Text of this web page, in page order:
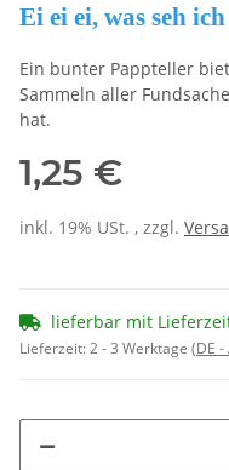
Ei ei ei, was seh
Ein bunter Pappteller
Sammeln aller
hat.
1,25 €
inkl. 19% USt. , zzgl.
lieferbar mit
Lieferzeit:2 - 3 Werktage (DE